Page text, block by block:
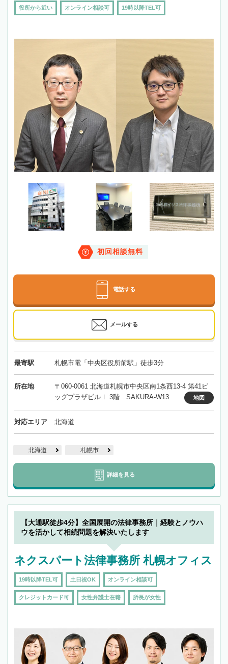
役所から近い オンライン相談可 19時以降TEL可
初回相談無料
電話する
メールする
最寄駅 札幌市電「中央区役所前駅」徒歩3分
所在地
〒060-0061 北海道札幌市中央区南1条西13-4 第41ビ
ッグプラザビルⅠ 3階 SAKURA-W13
地図
対応エリア 北海道
北海道 札幌市
詳細を見る
【大通駅徒歩4分】全国展開の法律事務所｜経験とノウハ
ウを活かして相続問題を解決いたします
ネクスパート法律事務所 札幌オフィス
19時以降TEL可 土日祝OK オンライン相談可
クレジットカード可 女性弁護士在籍 所長が女性